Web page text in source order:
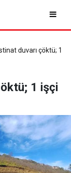
duvarı çöktü; 1
1 işçi